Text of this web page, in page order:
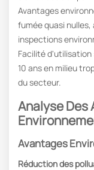
Avantages
fumée quasi
inspections
Facilité
10 ans en milieu
du secteur.
Analyse Des
Avantages
Réduction des